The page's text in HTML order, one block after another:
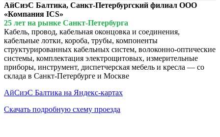
АйСиэС Балтика, Санкт-Петербургский филиал ООО
«Компания ICS»
25 лет на рынке Санкт-Петербурга
Кабель, провод, кабельная оконцовка и соединения,
кабельные лотки, короба, трубы, компоненты
структурированных кабельных систем, волоконно-оптические
системы, комплектация электрощитовых, измерительные
приборы, инструмент, диспетчерская мебель и кресла — со
склада в Санкт-Петербурге и Москве
АйСиэС Балтика на Яндекс-картах
Скачать подробную схему проезда